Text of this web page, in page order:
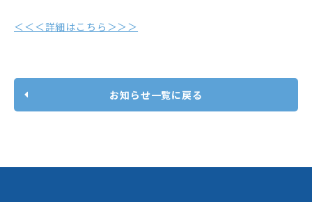
＜＜＜詳細はこちら＞＞＞
お知らせ一覧に戻る